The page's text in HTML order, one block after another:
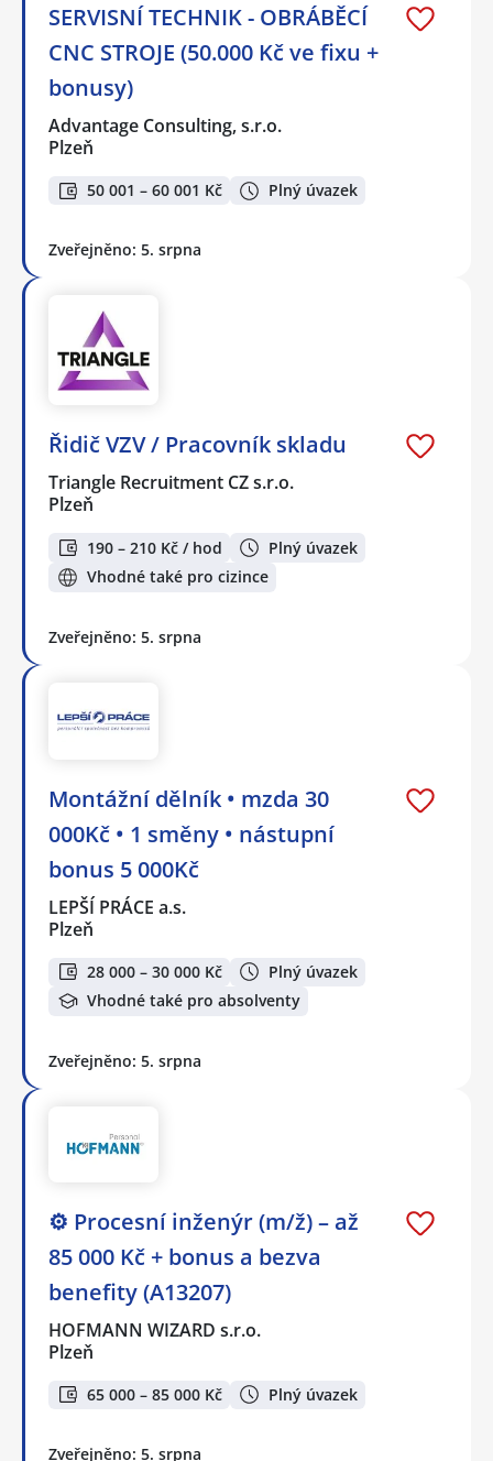
SERVISNÍ TECHNIK - OBRÁBĚCÍ
CNC STROJE (50.000 Kč ve fixu +
bonusy)
Advantage Consulting, s.r.o.
Plzeň
50 001 – 60 001 Kč Plný úvazek
Zveřejněno: 5. srpna
Řidič VZV / Pracovník skladu
Triangle Recruitment CZ s.r.o.
Plzeň
190 – 210 Kč / hod
Plný úvazek
Vhodné také pro cizince
Zveřejněno: 5. srpna
Montážní dělník • mzda 30
000Kč • 1 směny • nástupní
bonus 5 000Kč
LEPŠÍ PRÁCE a.s.
Plzeň
28 000 – 30 000 Kč
Plný úvazek
Vhodné také pro absolventy
Zveřejněno: 5. srpna
⚙️ Procesní inženýr (m/ž) – až
85 000 Kč + bonus a bezva
benefity (A13207)
HOFMANN WIZARD s.r.o.
Plzeň
65 000 – 85 000 Kč Plný úvazek
Zveřejněno: 5. srpna